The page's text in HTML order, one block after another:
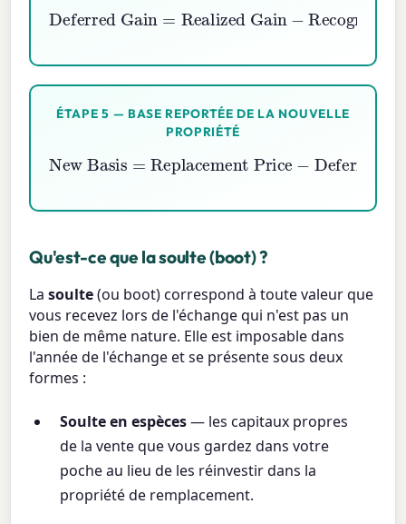
Deferred Gain=
Realized Gain− Recognized Gain
ÉTAPE 5 — BASE REPORTÉE DE LA NOUVELLE
PROPRIÉTÉ
New Basis=
Replacement Price−Deferred Gain
Qu'est-ce que la soulte (boot) ?
Lasoulte(ou boot) correspond à toute valeur que
vous recevez lors de l'échange qui n'est pas un
bien de même nature. Elle est imposable dans
l'année de l'échange et se présente sous deux
formes :
Soulte en espèces— les capitaux propres
de la vente que vous gardez dans votre
poche au lieu de les réinvestir dans la
propriété de remplacement.